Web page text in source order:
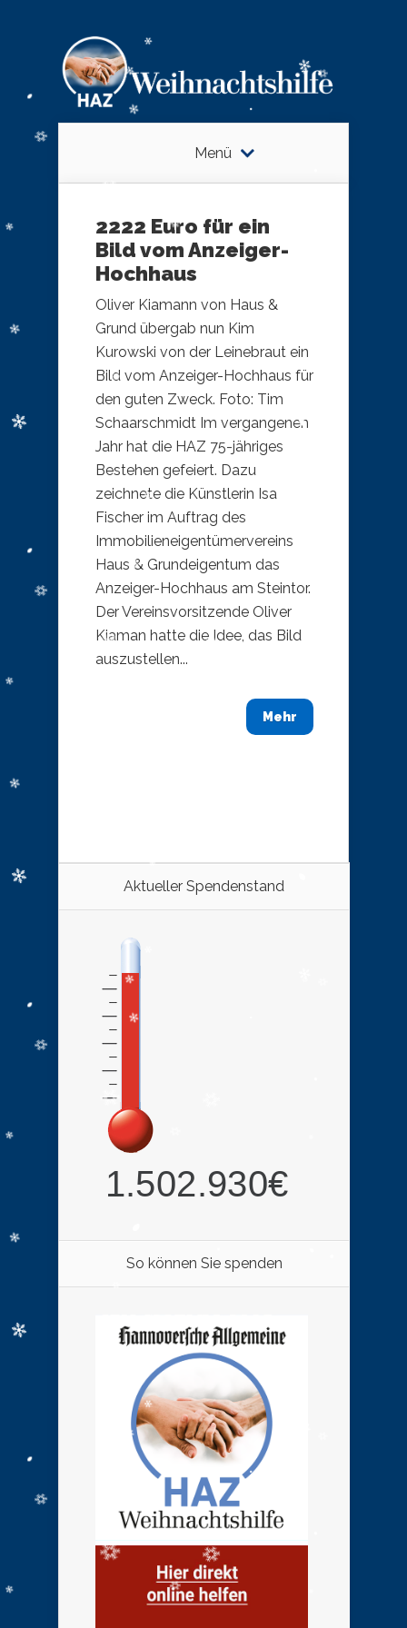
Menü
2222 Euro für ein
Bild vom Anzeiger-
Hochhaus
Oliver Kiamann von Haus &
Grund übergab nun Kim
Kurowski von der Leinebraut ein
Bild vom Anzeiger-Hochhaus für
den guten Zweck. Foto: Tim
Schaarschmidt Im vergangenen
Jahr hat die HAZ 75-jähriges
Bestehen gefeiert. Dazu
zeichnete die Künstlerin Isa
Fischer im Auftrag des
Immobilieneigentümervereins
Haus & Grundeigentum das
Anzeiger-Hochhaus am Steintor.
Der Vereinsvorsitzende Oliver
Kiaman hatte die Idee, das Bild
auszustellen...
Mehr
Aktueller Spendenstand
So können Sie spenden